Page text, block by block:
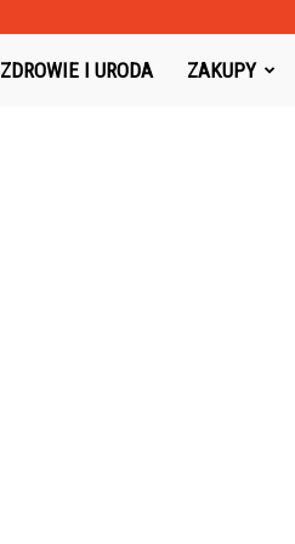
ZDROWIE I URODA ZAKUPY